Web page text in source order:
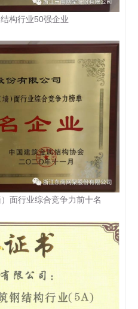
构行业50强企业
面行业综合竞争力前十名